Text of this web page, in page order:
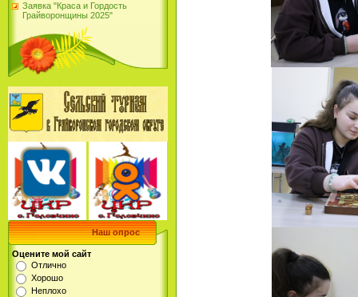
Заявка "Краса и Гордость
Грайворонщины 2025"
Наш опрос
Оцените мой сайт
Отлично
Хорошо
Неплохо